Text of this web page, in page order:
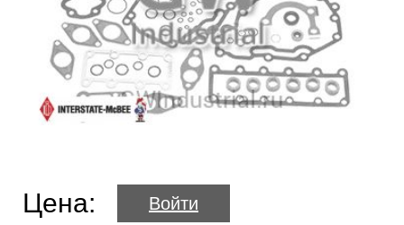
Цена: Войти